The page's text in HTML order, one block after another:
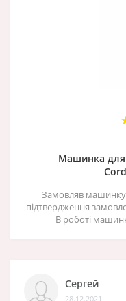
Машинка для
Замовляв машинку
підтвердження
В роботі
Сергей
28.12.2021